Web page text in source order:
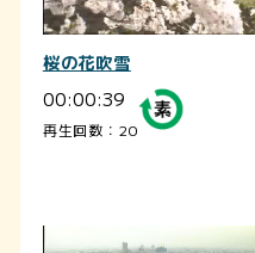
桜の花吹雪
00:00:39
再生回数：20